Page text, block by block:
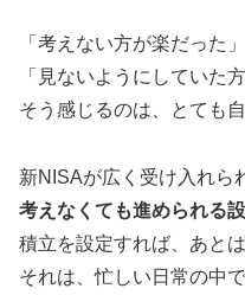
「考えない方が楽だった」
「見ないようにしていた
そう感じるのは、とても
新NISAが広く受け入れら
考えなくても進められる
積立を設定すれば、あと
それは、忙しい日常の中